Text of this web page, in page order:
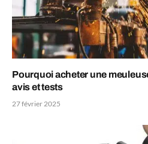
Pourquoi acheter une
avis et tests
27 février 2025